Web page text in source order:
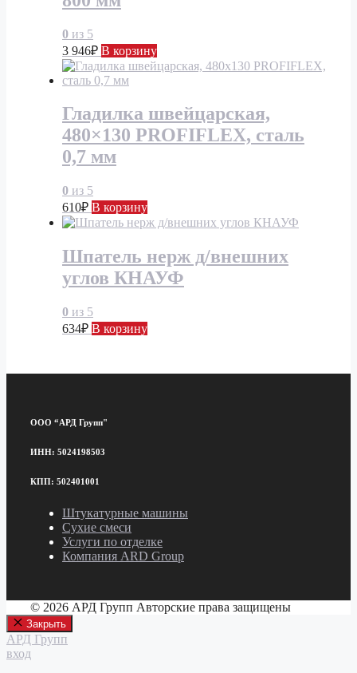
0 из 5
3 946₽ В корзину
Гладилка швейцарская,
480×130 PROFIFLEX, сталь
0,7 мм
0 из 5
610₽ В корзину
Шпатель нерж д/внешних
углов КНАУФ
0 из 5
634₽ В корзину
ООО “АРД Групп"
ИНН: 5024198503
КПП: 502401001
Штукатурные машины
Сухие смеси
Услуги по отделке
Компания ARD Group
© 2026 АРД Групп Авторские права защищены
Закрыть
АРД Групп
вход